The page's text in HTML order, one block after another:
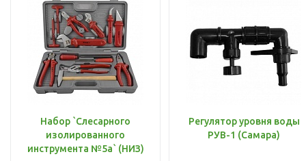
Набор `Слесарного
изолированного
инструмента №5а` (НИЗ)
Регулятор уровня воды
РУВ-1 (Самара)